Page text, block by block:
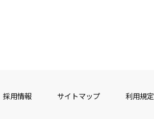
採用情報 サイトマップ 利用規定